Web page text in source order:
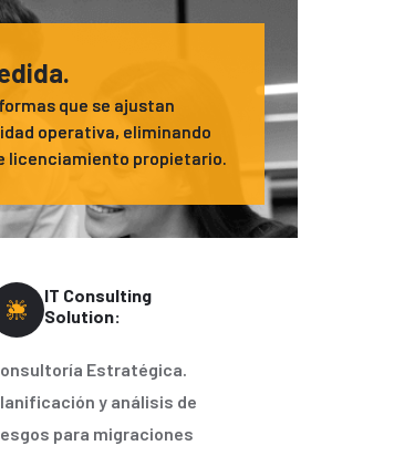
que se ajustan
operativa, eliminando
licenciamiento propietario.
IT Consulting
Solution:
Estratégica.
y análisis de
para migraciones